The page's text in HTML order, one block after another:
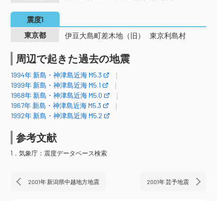
震度1
東京都
伊豆大島町差木地（旧） 東京利島村
周辺で起きた過去の地震
1994年 新島・神津島近海 M5.3
1999年 新島・神津島近海 M5.1
1968年 新島・神津島近海 M5.0
1967年 新島・神津島近海 M5.3
1992年 新島・神津島近海 M5.2
参考文献
1．気象庁：震度データベース検索
2001年 新潟県中越地方地震 2001年 芸予地震